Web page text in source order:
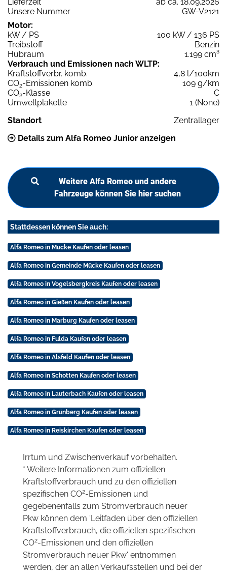
Unsere Nummer
GW-V2121
Motor:
kW / PS
100 kW / 136 PS
Treibstoff
Benzin
Hubraum
1.199 cm³
Verbrauch und Emissionen nach WLTP:
Kraftstoffverbr. komb.
4,8 l/100km
CO2-Emissionen komb.
109 g/km
CO2-Klasse
C
Umweltplakette
1 (None)
Standort
Zentrallager
Details zum Alfa Romeo Junior anzeigen
Weitere Alfa Romeo und andere
Fahrzeuge können Sie hier suchen
Stattdessen können Sie auch:
Alfa Romeo in Mücke Kaufen oder leasen
Alfa Romeo in Gemeinde Mücke Kaufen oder leasen
Alfa Romeo in Vogelsbergkreis Kaufen oder leasen
Alfa Romeo in Gießen Kaufen oder leasen
Alfa Romeo in Marburg Kaufen oder leasen
Alfa Romeo in Fulda Kaufen oder leasen
Alfa Romeo in Alsfeld Kaufen oder leasen
Alfa Romeo in Schotten Kaufen oder leasen
Alfa Romeo in Lauterbach Kaufen oder leasen
Alfa Romeo in Grünberg Kaufen oder leasen
Alfa Romeo in Reiskirchen Kaufen oder leasen
Irrtum und Zwischenverkauf vorbehalten.
* Weitere Informationen zum offiziellen
Kraftstoffverbrauch und zu den offiziellen
spezifischen CO2-Emissionen und
gegebenenfalls zum Stromverbrauch neuer
Pkw können dem 'Leitfaden über den offiziellen
Kraftstoffverbrauch, die offiziellen spezifischen
CO2-Emissionen und den offiziellen
Stromverbrauch neuer Pkw' entnommen
werden, der an allen Verkaufsstellen und bei der